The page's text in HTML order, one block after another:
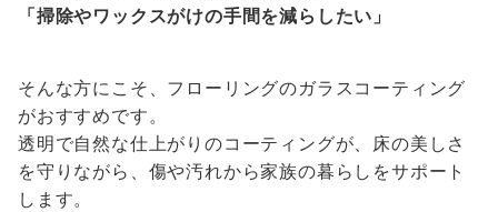
「掃除やワックスがけの手間を減らしたい」
そんな方にこそ、フローリングのガラスコーティング
がおすすめです。
透明で自然な仕上がりのコーティングが、床の美しさ
を守りながら、傷や汚れから家族の暮らしをサポート
します。